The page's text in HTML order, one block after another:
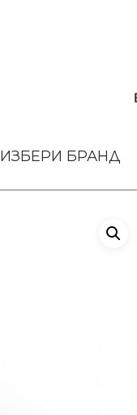
ИЗБЕРИ БРАНД